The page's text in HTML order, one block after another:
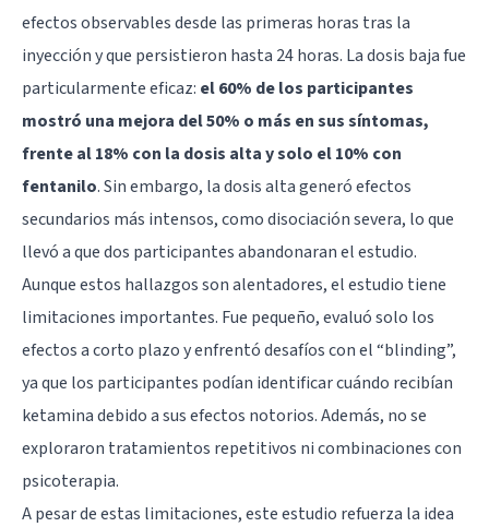
efectos observables desde las primeras horas tras la
inyección y que persistieron hasta 24 horas. La dosis baja fue
particularmente eficaz: el 60% de los participantes
mostró una mejora del 50% o más en sus síntomas,
frente al 18% con la dosis alta y solo el 10% con
fentanilo. Sin embargo, la dosis alta generó efectos
secundarios más intensos, como disociación severa, lo que
llevó a que dos participantes abandonaran el estudio.
Aunque estos hallazgos son alentadores, el estudio tiene
limitaciones importantes. Fue pequeño, evaluó solo los
efectos a corto plazo y enfrentó desafíos con el “blinding”,
ya que los participantes podían identificar cuándo recibían
ketamina debido a sus efectos notorios. Además, no se
exploraron tratamientos repetitivos ni combinaciones con
psicoterapia.
A pesar de estas limitaciones, este estudio refuerza la idea